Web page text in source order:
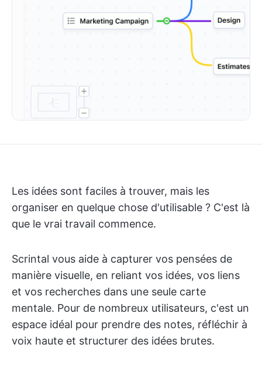
Les idées sont faciles à trouver, mais les
organiser en quelque chose d'utilisable ? C'est là
que le vrai travail commence.
Scrintal vous aide à capturer vos pensées de
manière visuelle, en reliant vos idées, vos liens
et vos recherches dans une seule carte
mentale. Pour de nombreux utilisateurs, c'est un
espace idéal pour prendre des notes, réfléchir à
voix haute et structurer des idées brutes.